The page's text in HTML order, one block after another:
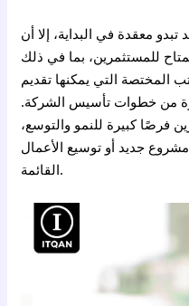
معقدة في البداية، إلا أن
للمستثمرين، بما في ذلك
المختصة التي يمكنها تقديم
من خطوات تأسيس الشركة.
فرصًا كبيرة للنمو والتوسع،
مشروع جديد أو توسيع الأعمال
القائمة.